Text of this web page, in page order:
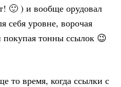
🙂 ) и вообще орудовал
себя уровне, ворочая
тонны ссылок 😉
то время, когда ссылки с